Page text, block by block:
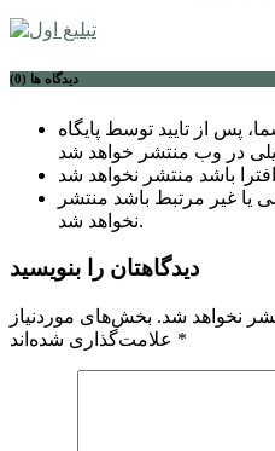
دیدگاه ها (0)
پس از تایید توسط پایگاه
یا غیر مرتبط باشد منتشر
نخواهد شد.
دیدگاهتان را بنویسید
نخواهد شد. بخش‌های موردنیاز
*